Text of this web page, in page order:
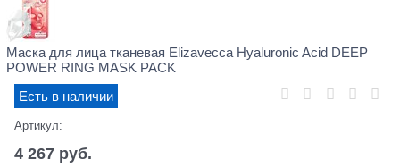
Маска для лица тканевая Elizavecca Hyaluronic Acid DEEP
POWER RING MASK PACK
Есть в наличии
Артикул:
4 267 руб.